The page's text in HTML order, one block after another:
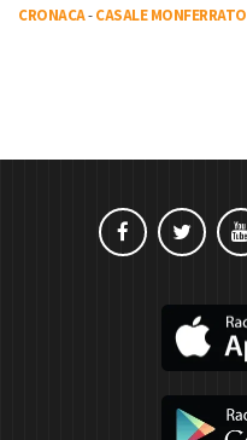
CRONACA-CASALE MONFERRATO